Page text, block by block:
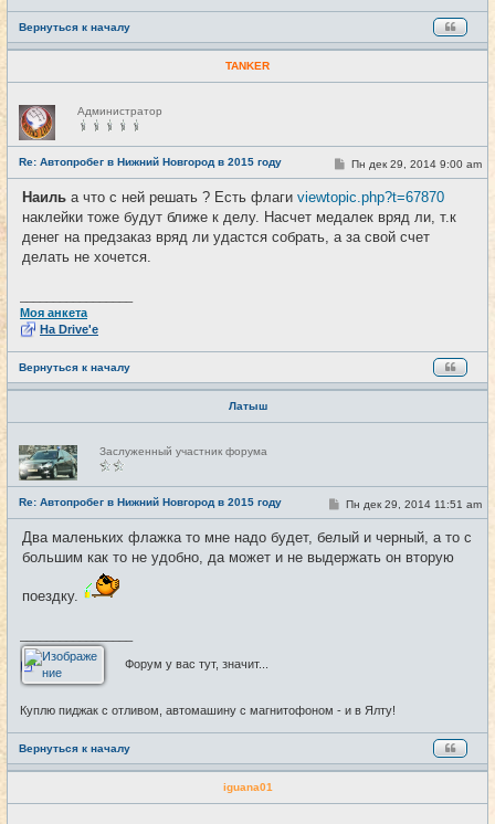
Вернуться к началу
TANKER
Н
е
в
с
е
т
и
Администратор
Re: Автопробег в Нижний Новгород в 2015 году #28
С
о
о
б
щ
н
Пн дек 29, 2014 9:00 am
Наиль а что с ней решать ? Есть флаги viewtopic.php?t=67870
наклейки тоже будут ближе к делу. Насчет медалек вряд ли, т.к
денег на предзаказ вряд ли удастся собрать, а за свой счет
делать не хочется.
Моя анкета
На Drive'e
Вернуться к началу
Латыш
Н
е
в
с
е
т
и
Заслуженный участник форума
Re: Автопробег в Нижний Новгород в 2015 году #29
С
о
б
щ
е
Пн дек 29, 2014 11:51 am
Два маленьких флажка то мне надо будет, белый и черный, а то с
большим как то не удобно, да может и не выдержать он вторую
поездку.
Форум у вас тут, значит...
Куплю пиджак с отливом, автомашину с магнитофоном - и в Ялту!
Вернуться к началу
iguana01